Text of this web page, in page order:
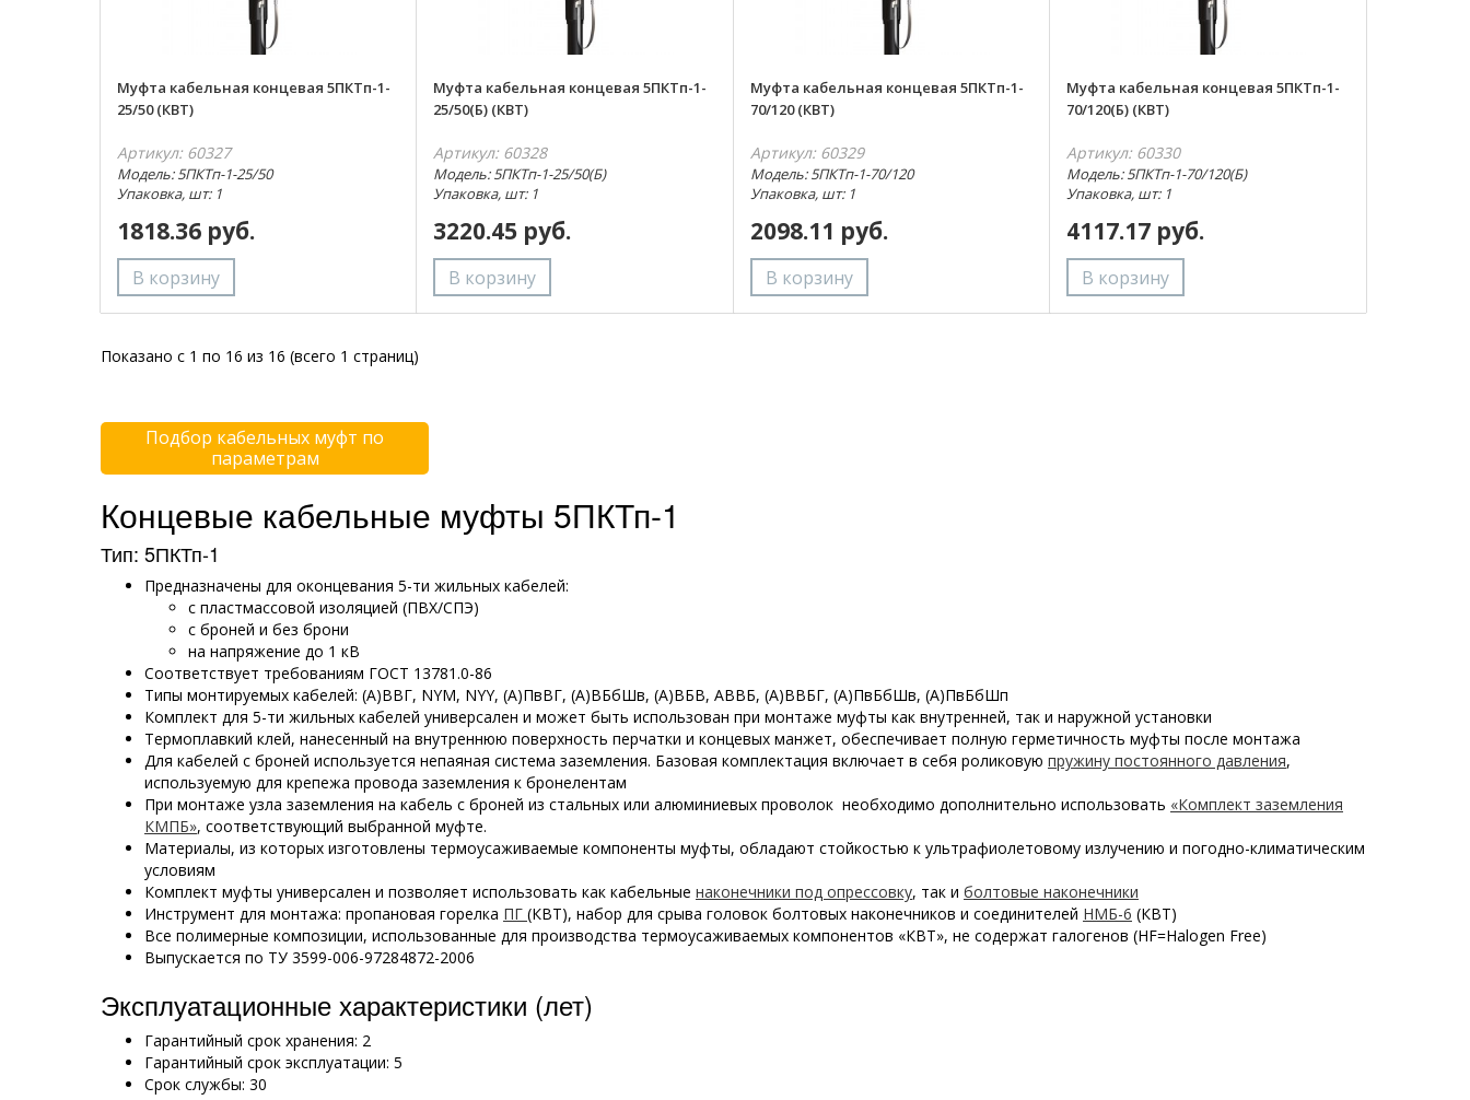
Муфта кабельная концевая 5ПКТп-1-
25/50 (КВТ)
Артикул: 60327
Модель: 5ПКТп-1-25/50
Упаковка, шт: 1
1818.36 руб.
Муфта кабельная концевая 5ПКТп-1-
25/50(Б) (КВТ)
Артикул: 60328
Модель: 5ПКТп-1-25/50(Б)
Упаковка, шт: 1
3220.45 руб.
Муфта кабельная концевая 5ПКТп-1-
70/120 (КВТ)
Артикул: 60329
Модель: 5ПКТп-1-70/120
Упаковка, шт: 1
2098.11 руб.
Муфта кабельная концевая 5ПКТп-1-
70/120(Б) (КВТ)
Артикул: 60330
Модель: 5ПКТп-1-70/120(Б)
Упаковка, шт: 1
4117.17 руб.
Показано с 1 по 16 из 16 (всего 1 страниц)
Подбор кабельных муфт по
параметрам
Концевые кабельные муфты 5ПКТп-1
Тип: 5ПКТп-1
Предназначены для оконцевания 5-ти жильных кабелей:
с пластмассовой изоляцией (ПВХ/СПЭ)
с броней и без брони
на напряжение до 1 кВ
Соответствует требованиям ГОСТ 13781.0-86
Типы монтируемых кабелей: (А)ВВГ, NYM, NYY, (А)ПвВГ, (А)ВБбШв, (А)ВБВ, АВВБ, (А)ВВБГ, (А)ПвБбШв, (А)ПвБбШп
Комплект для 5-ти жильных кабелей универсален и может быть использован при монтаже муфты как внутренней, так и наружной установки
Термоплавкий клей, нанесенный на внутреннюю поверхность перчатки и концевых манжет, обеспечивает полную герметичность муфты после монтажа
Для кабелей с броней используется непаяная система заземления. Базовая комплектация включает в себя роликовую пружину постоянного давления,
используемую для крепежа провода заземления к бронелентам
При монтаже узла заземления на кабель с броней из стальных или алюминиевых проволок необходимо дополнительно использовать «Комплект заземления
КМПБ», соответствующий выбранной муфте.
Материалы, из которых изготовлены термоусаживаемые компоненты муфты, обладают стойкостью к ультрафиолетовому излучению и погодно-климатическим
условиям
Комплект муфты универсален и позволяет использовать как кабельные наконечники под опрессовку, так и болтовые наконечники
Инструмент для монтажа: пропановая горелка ПГ (КВТ), набор для срыва головок болтовых наконечников и соединителей НМБ-6 (КВТ)
Все полимерные композиции, использованные для производства термоусаживаемых компонентов «КВТ», не содержат галогенов (HF=Halogen Free)
Выпускается по ТУ 3599-006-97284872-2006
Эксплуатационные характеристики (лет)
Гарантийный срок хранения: 2
Гарантийный срок эксплуатации: 5
Срок службы: 30